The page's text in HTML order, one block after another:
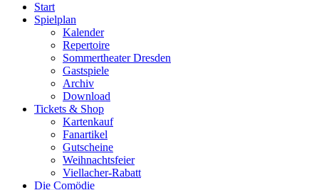
Start
Spielplan
Kalender
Repertoire
Sommertheater Dresden
Gastspiele
Archiv
Download
Tickets & Shop
Kartenkauf
Fanartikel
Gutscheine
Weihnachtsfeier
Viellacher-Rabatt
Die Comödie